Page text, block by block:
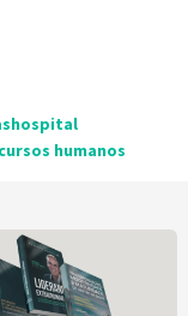
hospital
humanos